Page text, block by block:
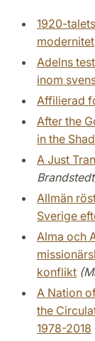
1920-
modernitet
Adelns
inom
Affilierad
After the
in the
A Just
Allmän
Sverige
Alma och
konflikt
A Nation
the
1978-2018